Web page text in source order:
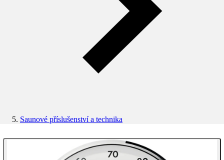
Saunové příslušenství a technika